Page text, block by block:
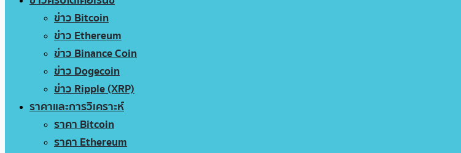
ข่าว Bitcoin
ข่าว Ethereum
ข่าว Binance Coin
ข่าว Dogecoin
ข่าว Ripple (XRP)
ราคาและการวิเคราะห์
ราคา Bitcoin
ราคา Ethereum